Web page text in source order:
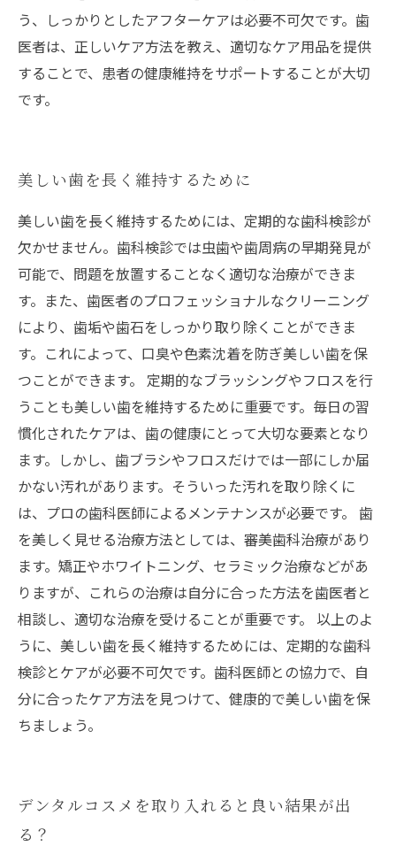
う、しっかりとしたアフターケアは必要不可欠です。歯
医者は、正しいケア方法を教え、適切なケア用品を提供
することで、患者の健康維持をサポートすることが大切
です。
美しい歯を長く維持するために
美しい歯を長く維持するためには、定期的な歯科検診が
欠かせません。歯科検診では虫歯や歯周病の早期発見が
可能で、問題を放置することなく適切な治療ができま
す。また、歯医者のプロフェッショナルなクリーニング
により、歯垢や歯石をしっかり取り除くことができま
す。これによって、口臭や色素沈着を防ぎ美しい歯を保
つことができます。 定期的なブラッシングやフロスを行
うことも美しい歯を維持するために重要です。毎日の習
慣化されたケアは、歯の健康にとって大切な要素となり
ます。しかし、歯ブラシやフロスだけでは一部にしか届
かない汚れがあります。そういった汚れを取り除くに
は、プロの歯科医師によるメンテナンスが必要です。 歯
を美しく見せる治療方法としては、審美歯科治療があり
ます。矯正やホワイトニング、セラミック治療などがあ
りますが、これらの治療は自分に合った方法を歯医者と
相談し、適切な治療を受けることが重要です。 以上のよ
うに、美しい歯を長く維持するためには、定期的な歯科
検診とケアが必要不可欠です。歯科医師との協力で、自
分に合ったケア方法を見つけて、健康的で美しい歯を保
ちましょう。
デンタルコスメを取り入れると良い結果が出
る？